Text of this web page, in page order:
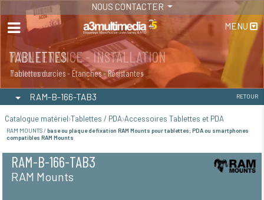
NOUS CONTACTER
MENU
MAINTENANCE - INSTALLATION
Maintenance
TABLETTES
Tablettes durcies - Étanches - Résistantes
RAM-B-166-TAB3 RETOUR
Catalogue matériel Tablettes / PDA Accessoires Tablettes et PDA
RAM MOUNTS / base ou plaque de fixation RAM Mounts pour tablettes; PDA ou smartphones
compatibles RAM Mounts
RAM-B-166-TAB3
RAM Mounts